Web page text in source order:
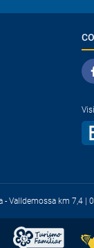
Valldemossa km 7,4 |